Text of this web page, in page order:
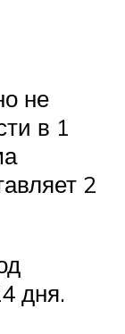
не
в 1
2
дня.